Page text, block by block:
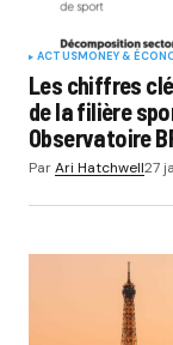
ACTUSMONEY &
Les chiffres
de la filière
Observatoire
ParAri Hatchwell27